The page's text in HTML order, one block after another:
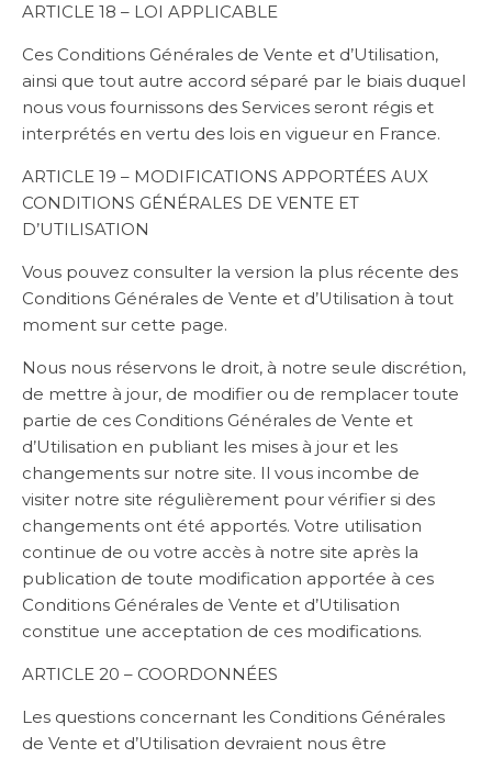
ARTICLE 18 – LOI APPLICABLE
Ces Conditions Générales de Vente et d’Utilisation,
ainsi que tout autre accord séparé par le biais duquel
nous vous fournissons des Services seront régis et
interprétés en vertu des lois en vigueur en France.
ARTICLE 19 – MODIFICATIONS APPORTÉES AUX
CONDITIONS GÉNÉRALES DE VENTE ET
D’UTILISATION
Vous pouvez consulter la version la plus récente des
Conditions Générales de Vente et d’Utilisation à tout
moment sur cette page.
Nous nous réservons le droit, à notre seule discrétion,
de mettre à jour, de modifier ou de remplacer toute
partie de ces Conditions Générales de Vente et
d’Utilisation en publiant les mises à jour et les
changements sur notre site. Il vous incombe de
visiter notre site régulièrement pour vérifier si des
changements ont été apportés. Votre utilisation
continue de ou votre accès à notre site après la
publication de toute modification apportée à ces
Conditions Générales de Vente et d’Utilisation
constitue une acceptation de ces modifications.
ARTICLE 20 – COORDONNÉES
Les questions concernant les Conditions Générales
de Vente et d’Utilisation devraient nous être